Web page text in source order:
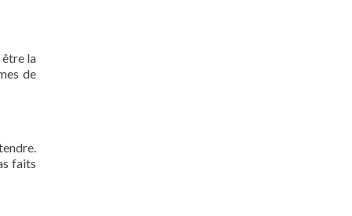
la
de
faits